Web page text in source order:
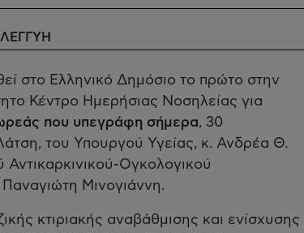
στο Ελληνικό Δημόσιο το πρώτο στην
Κέντρο Ημερήσιας Νοσηλείας για
που υπεγράφη σήμερα, 30
του Υπουργού Υγείας, κ. Ανδρέα Θ.
Αντικαρκινικού-Ογκολογικού
Μινογιάννη.
κτιριακής αναβάθμισης και ενίσχυσης